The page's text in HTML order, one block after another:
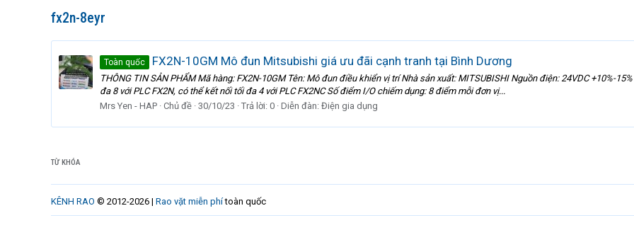
fx2n-8eyr
Toàn quốc FX2N-10GM Mô đun Mitsubishi giá ưu đãi cạnh tranh tại Bình Dương
THÔNG TIN SẢN PHẨM Mã hàng: FX2N-10GM Tên: Mô đun điều khiển vị trí Nhà sản xuất: MITSUBISHI Nguồn điện: 24VDC +10%-
đa 8 với PLC FX2N, có thể kết nối tối đa 4 với PLC FX2NC Số điểm I/O chiếm dụng: 8 điểm mỗi đơn vị...
Mrs Yen - HAP Chủ đề 30/10/23 Trả lời: 0 Diễn đàn: Điện gia dụng
TỪ KHÓA
KÊNH RAO © 2012-2026 | Rao vặt miễn phítoàn quốc